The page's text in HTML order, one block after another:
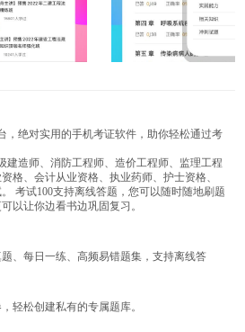
，绝对实用的手机考证软件，助你轻松通过考
建造师、消防工程师、造价工程师、监理工程
格、会计从业资格、执业药师、护士资格、
考试100支持离线答题，您可以随时随地刷题
以让你边看书边巩固复习。
、每日一练、高频易错题集，支持离线答
轻松创建私有的专属题库。